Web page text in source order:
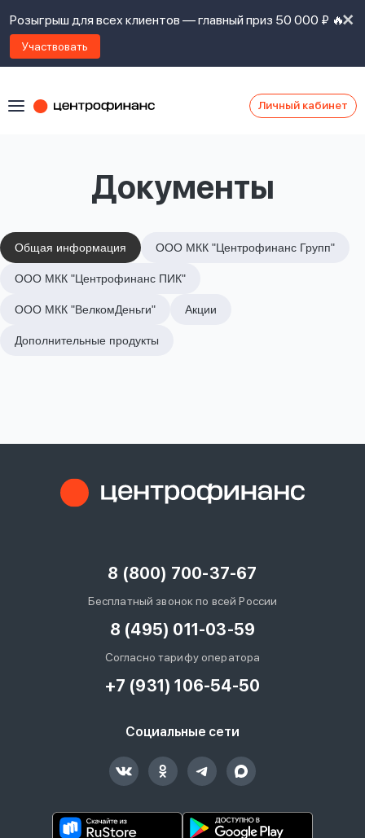
Розыгрыш для всех клиентов — главный приз 50 000 ₽ 🔥
Участвовать
Личный кабинет
Документы
Общая информация ООО МКК "Центрофинанс Групп"
ООО МКК "Центрофинанс ПИК"
ООО МКК "ВелкомДеньги" Акции
Дополнительные продукты
8 (800) 700-37-67
Бесплатный звонок по всей России
8 (495) 011-03-59
Согласно тарифу оператора
+7 (931) 106-54-50
Социальные сети
Войти под другим номером
ознакомлен
предоставления
займов,
политикой
сайта,
согласие
обработку